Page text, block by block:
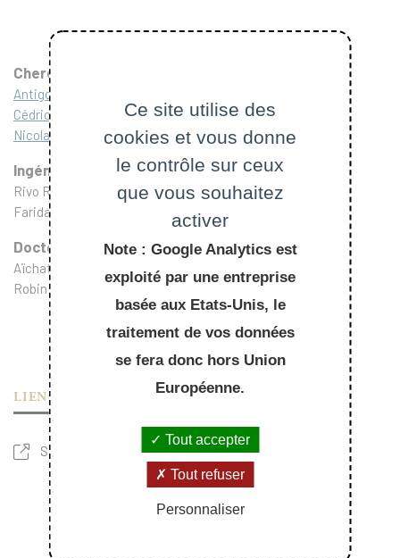
LIEN UTILE
Single molecule imaging
Chercheur.e.s
Antigoni Alexandrou
Cédric Bouzigues
(Prof Polytechnique)
Nicolas Olivier
(CR CNRS)
Ingénieur.e.s
Rivo Ramodiharilafy (IE Polytechnique)
Farida Yark (IE CDD)
Doctorant.e.s
Aïchata Sidi Abdel Jelil
Robin Kuhner
Ce site utilise des
cookies et vous donne
le contrôle sur ceux
que vous souhaitez
activer
Note : Google Analytics est
exploité par une entreprise
basée aux Etats-Unis, le
traitement de vos données
se fera donc hors Union
Européenne.
Tout accepter
Tout refuser
Personnaliser